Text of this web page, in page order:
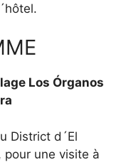
Los Órganos
District d´El
pour une visite à